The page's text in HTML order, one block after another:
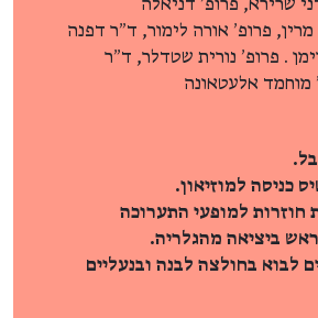
פרופ׳ אורה לימור, ד״ר דפנה
. פרופ׳ נורית שטדלר, ד״ר
מוחמד אלעטאונה
כניסה למוזיאון.
חוזרות למופעי התערוכה
ביציאה מהגלריה.
בחולצה לבנה ובנעליים